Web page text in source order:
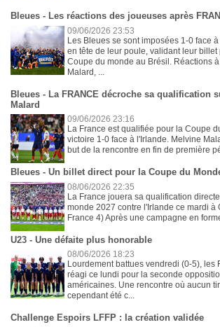
Bleues - Les réactions des joueuses après
09/06/2026 23:53
Les Bleues se sont imposées 1-0 face
en tête de leur poule, validant leur
Coupe du monde au Brésil. Réactions
Malard, ...
Bleues - La FRANCE décroche sa qualification
Malard
09/06/2026 23:16
La France est qualifiée pour la Coupe
victoire 1-0 face à l'Irlande. Melvine
but de la rencontre en fin de première
Bleues - Un billet direct pour la Coupe du
08/06/2026 22:35
La France jouera sa qualification
monde 2027 contre l'Irlande ce mardi à
France 4) Après une campagne en
U23 - Une défaite plus honorable
08/06/2026 18:23
Lourdement battues vendredi (0-5), les
réagi ce lundi pour la seconde
américaines. Une rencontre où aucun
cependant été c...
Challenge Espoirs LFFP : la création validée